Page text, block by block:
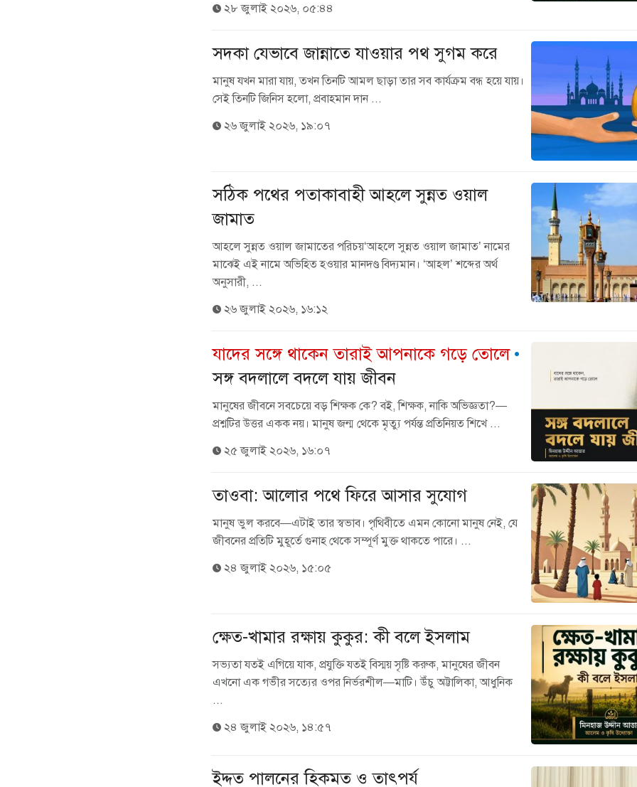
২৮ জুলাই ২০২৬, ০৫:৪৪
সদকা যেভাবে জান্নাতে যাওয়ার পথ সুগম করে
মানুষ যখন মারা যায়, তখন তিনটি আমল ছাড়া তার সব কার্যক্রম বন্ধ হয়ে যায়।
সেই তিনটি জিনিস হলো, প্রবাহমান দান ...
২৬ জুলাই ২০২৬, ১৯:০৭
সঠিক পথের পতাকাবাহী আহলে সুন্নত ওয়াল
জামাত
​আহলে সুন্নত ওয়াল জামাতের পরিচয়​‘আহলে সুন্নত ওয়াল জামাত’ নামের
মাঝেই এই নামে অভিহিত হওয়ার মানদণ্ড বিদ্যমান। ‘আহল’ শব্দের অর্থ
অনুসারী, ...
২৬ জুলাই ২০২৬, ১৬:১২
যাদের সঙ্গে থাকেন তারাই আপনাকে গড়ে তোলে
সঙ্গ বদলালে বদলে যায় জীবন
মানুষের জীবনে সবচেয়ে বড় শিক্ষক কে? বই, শিক্ষক, নাকি অভিজ্ঞতা?—
প্রশ্নটির উত্তর একক নয়। মানুষ জন্ম থেকে মৃত্যু পর্যন্ত প্রতিনিয়ত শিখে ...
২৫ জুলাই ২০২৬, ১৬:০৭
তাওবা: আলোর পথে ফিরে আসার সুযোগ
মানুষ ভুল করবে—এটাই তার স্বভাব। পৃথিবীতে এমন কোনো মানুষ নেই, যে
জীবনের প্রতিটি মুহূর্তে গুনাহ থেকে সম্পূর্ণ মুক্ত থাকতে পারে। ...
২৪ জুলাই ২০২৬, ১৫:০৫
ক্ষেত-খামার রক্ষায় কুকুর: কী বলে ইসলাম
সভ্যতা যতই এগিয়ে যাক, প্রযুক্তি যতই বিস্ময় সৃষ্টি করুক, মানুষের জীবন
এখনো এক গভীর সত্যের ওপর নির্ভরশীল—মাটি। উঁচু অট্টালিকা, আধুনিক
...
২৪ জুলাই ২০২৬, ১৪:৫৭
ইদ্দত পালনের হিকমত ও তাৎপর্য